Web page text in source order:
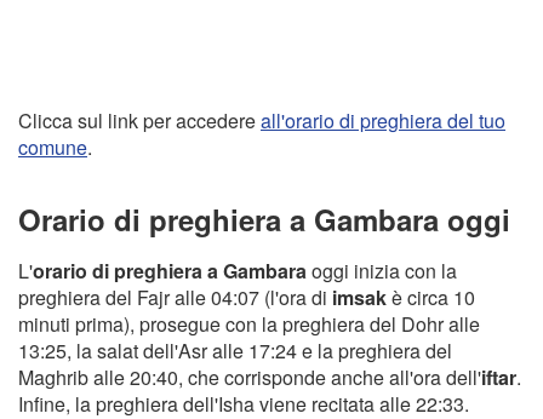
Clicca sul link per accedereall'orario di preghiera del tuo
comune.
Orario di preghiera a Gambara oggi
L'orario di preghiera a Gambaraoggi inizia con la
preghiera del Fajr alle 04:07 (l'ora di imsakè circa 10
minuti prima), prosegue con la preghiera del Dohr alle
13:25, la salat dell'Asr alle 17:24 e la preghiera del
Maghrib alle 20:40, che corrisponde anche all'ora dell'iftar.
Infine, la preghiera dell'Isha viene recitata alle 22:33.